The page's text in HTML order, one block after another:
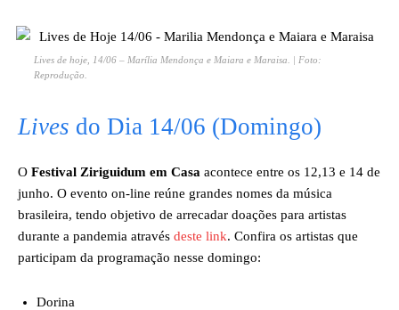
Lives de hoje, 14/06 – Marília Mendonça e Maiara e Maraisa. | Foto:
Reprodução.
Lives do Dia 14/06 (Domingo)
O Festival Ziriguidum em Casa acontece entre os 12,13 e 14 de
junho. O evento on-line reúne grandes nomes da música
brasileira, tendo objetivo de arrecadar doações para artistas
durante a pandemia através deste link. Confira os artistas que
participam da programação nesse domingo:
Dorina